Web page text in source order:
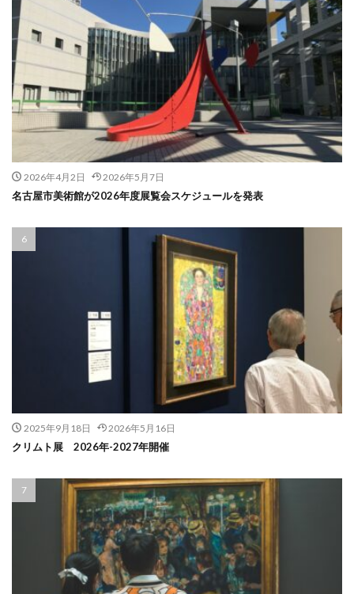
2026年4月2日 2026年5月7日
名古屋市美術館が2026年度展覧会スケジュールを発表
2025年9月18日 2026年5月16日
クリムト展 2026年-2027年開催